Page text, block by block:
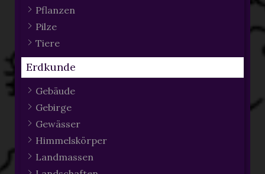
Pflanzen
Pilze
Tiere
Erdkunde
Gebäude
Gebirge
Gewässer
Himmelskörper
Landmassen